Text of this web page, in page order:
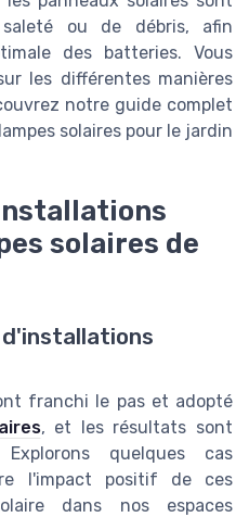
ou de débris, afin
des batteries. Vous
les différentes manières
notre guide complet
solaires pour le jardin
solaires de
franchi le pas et adopté
, et les résultats sont
quelques cas
l'impact positif de ces
dans nos espaces